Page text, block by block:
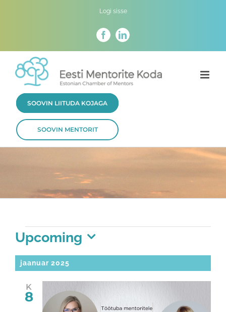
Logi sisse
FacebookLinkedIn
SOOVIN LIITUDA KOJAGA
SOOVIN MENTORIT
Sündmused
Upcoming
Select
date.
jaanuar 2025
K
8